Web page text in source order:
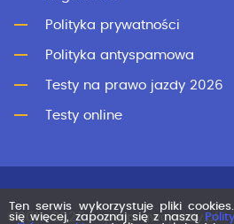
Polityka prywatności
Polityka antyspamowa
Testy na prawo jazdy 2026
Testy online
©2011-2026 superprawojazdy.pl
Ten serwis wykorzystuje pliki
się więcej, zapoznaj się z naszą